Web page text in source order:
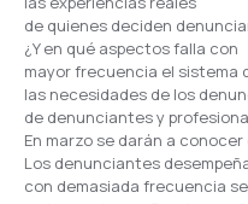
de quienes deciden
¿Y en qué aspectos falla con
mayor frecuencia el sistema
las necesidades de los
de denunciantes y
En marzo se darán a
Los denunciantes
con demasiada frecuencia